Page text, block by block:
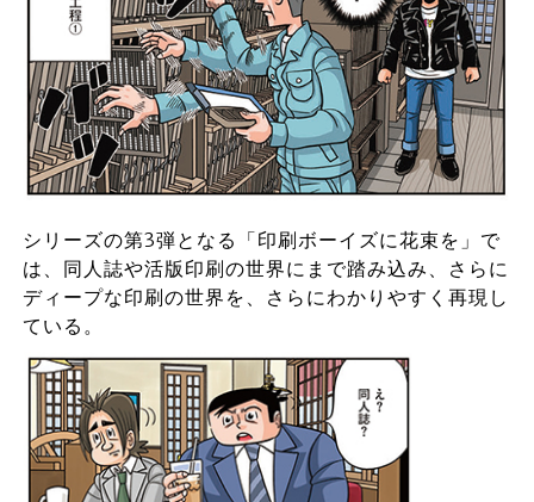
シリーズの第3弾となる「印刷ボーイズに花束を」で
は、同人誌や活版印刷の世界にまで踏み込み、さらに
ディープな印刷の世界を、さらにわかりやすく再現し
ている。